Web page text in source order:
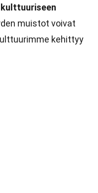
muistot voivat
kehittyy